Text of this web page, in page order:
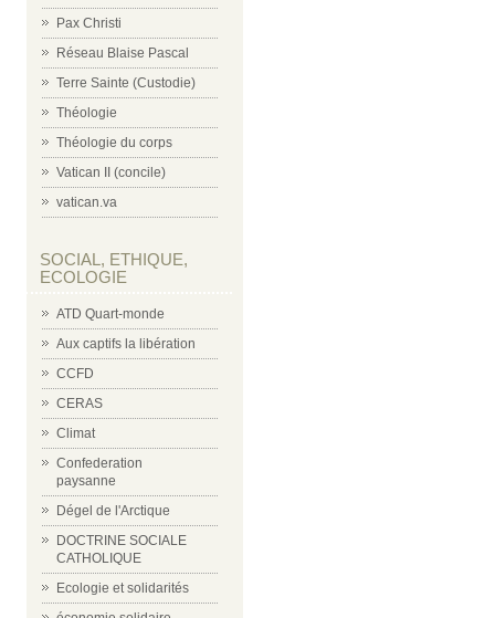
Pax Christi
Réseau Blaise Pascal
Terre Sainte (Custodie)
Théologie
Théologie du corps
Vatican II (concile)
vatican.va
SOCIAL, ETHIQUE,
ECOLOGIE
ATD Quart-monde
Aux captifs la libération
CCFD
CERAS
Climat
Confederation
paysanne
Dégel de l'Arctique
DOCTRINE SOCIALE
CATHOLIQUE
Ecologie et solidarités